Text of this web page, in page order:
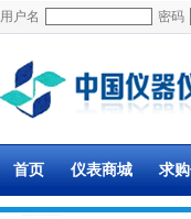
用户名 密码
首页 仪表商城 求